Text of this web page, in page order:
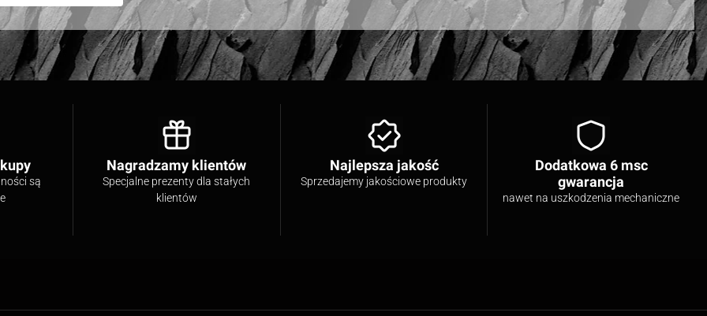
są
Nagradzamy klientów
Specjalne prezenty dla stałych
klientów
Najlepsza jakość
Sprzedajemy jakościowe produkty
Dodatkowa 6 msc
gwarancja
nawet na uszkodzenia mechaniczne